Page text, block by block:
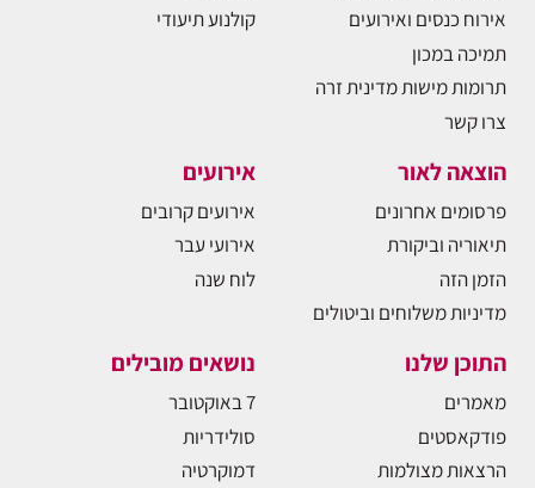
אירוח כנסים ואירועים
תמיכה במכון
תרומות מישות מדינית זרה
צרו קשר
קולנוע תיעודי
הוצאה לאור
פרסומים אחרונים
תיאוריה וביקורת
הזמן הזה
מדיניות משלוחים וביטולים
אירועים
אירועים קרובים
אירועי עבר
לוח שנה
התוכן שלנו
מאמרים
פודקאסטים
הרצאות מצולמות
נושאים מובילים
7 באוקטובר
סולידריות
דמוקרטיה